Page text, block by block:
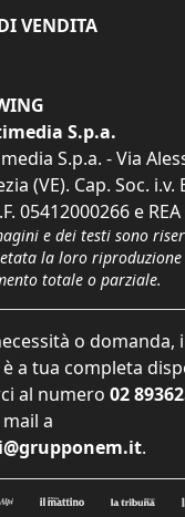
VENDITA
S.p.a.
S.p.a. - Via
(VE). Cap. Soc. i.v.
05412000266 e
e dei testi sono
la loro
totale o parziale.
o domanda,
a tua completa
al numero 02
a
.